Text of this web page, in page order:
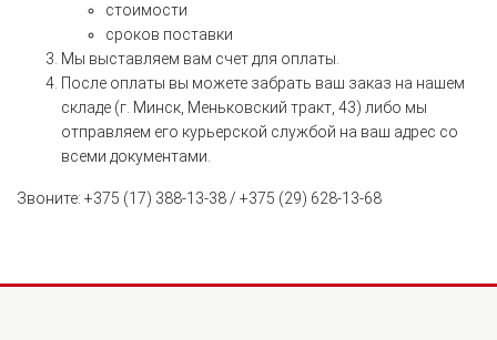
стоимости
сроков поставки
Мы выставляем вам счет для оплаты.
После оплаты вы можете забрать ваш заказ на нашем
складе (г. Минск, Меньковский тракт, 43) либо мы
отправляем его курьерской службой на ваш адрес со
всеми документами.
Звоните: +375 (17) 388-13-38 / +375 (29) 628-13-68